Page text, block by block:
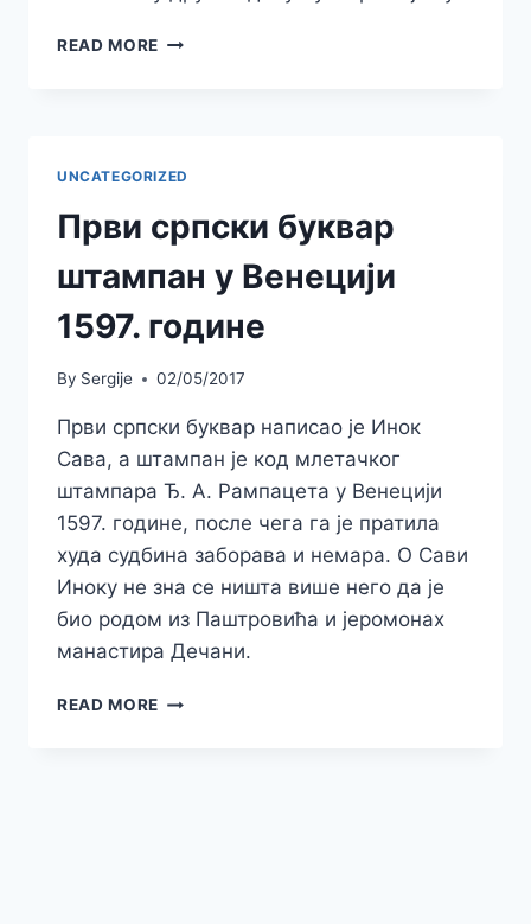
READ MORE СКРАЋЕНИЦЕ
UNCATEGORIZED
Први српски буквар
штампан у Венецији
1597. године
By Sergije 02/05/2017
Први српски буквар написао је Инок
Сава, а штампан је код млетачког
штампара Ђ. А. Рампацета у Венецији
1597. године, после чега га је пратила
худа судбина заборава и немара. О Сави
Иноку не зна се ништа више него да је
био родом из Паштровића и јеромонах
манастира Дечани.
READ MORE ПРВИ